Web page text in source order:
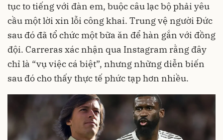
tục to tiếng với đàn em, buộc câu lạc bộ phải yêu
cầu một lời xin lỗi công khai. Trung vệ người Đức
sau đó đã tổ chức một bữa ăn để hàn gắn với đồng
đội. Carreras xác nhận qua Instagram rằng đây
chỉ là “vụ việc cá biệt”, nhưng những diễn biến
sau đó cho thấy thực tế phức tạp hơn nhiều.